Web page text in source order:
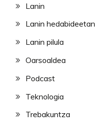
Lanin
Lanin hedabideetan
Lanin pilula
Oarsoaldea
Podcast
Teknologia
Trebakuntza